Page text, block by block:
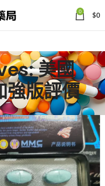
0 $0
美國
版評價